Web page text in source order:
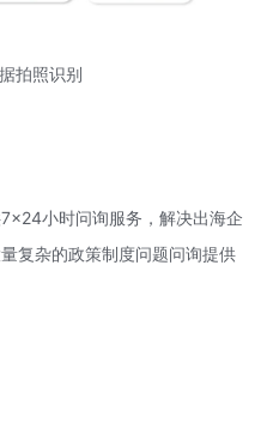
拍照识别
小时问询服务，解决出海企
复杂的政策制度问题问询提供